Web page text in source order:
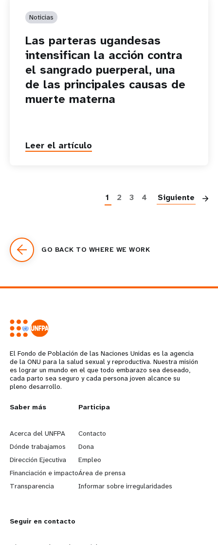
Noticias
Las parteras ugandesas
intensifican la acción contra
el sangrado puerperal, una
de las principales causas de
muerte materna
Leer el artículo
1 2 3 4 Siguiente
GO BACK TO WHERE WE WORK
El Fondo de Población de las Naciones Unidas es la agencia
de la ONU para la salud sexual y reproductiva. Nuestra misión
es lograr un mundo en el que todo embarazo sea deseado,
cada parto sea seguro y cada persona joven alcance su
pleno desarrollo.
L
e
a
r
n
o
Saber más
Acerca del UNFPA
Dónde trabajamos
Dirección Ejecutiva
Financiación e impacto
Transparencia
G
o
b
e
y
Participa
Contacto
Dona
Empleo
Área de prensa
Informar sobre irregularidades
Seguir en contacto